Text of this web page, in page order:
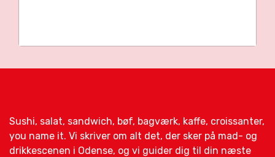
Sushi, salat, sandwich, bøf, bagværk, kaffe, croissanter,
you name it. Vi skriver om alt det, der sker på mad- og
drikkescenen i Odense, og vi guider dig til din næste